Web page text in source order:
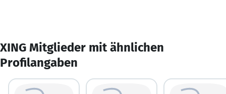
XING Mitglieder mit ähnlichen
Profilangaben